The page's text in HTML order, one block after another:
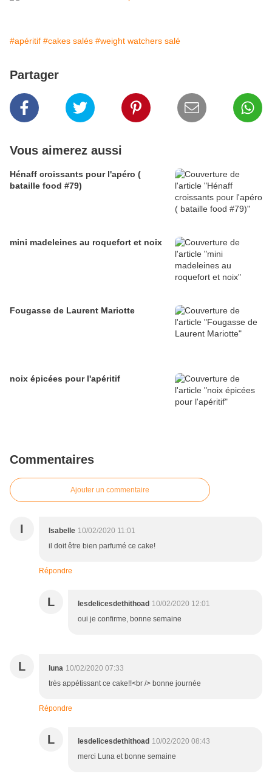
#apéritif #cakes salés #weight watchers salé
Partager
Vous aimerez aussi
Hénaff croissants pour l'apéro (
bataille food #79)
mini madeleines au roquefort et noix
Fougasse de Laurent Mariotte
noix épicées pour l'apéritif
Commentaires
Ajouter un commentaire
I Isabelle 10/02/2020 11:01
il doit être bien parfumé ce cake!
Répondre
L lesdelicesdethithoad 10/02/2020 12:01
oui je confirme, bonne semaine
L luna 10/02/2020 07:33
très appétissant ce cake!!<br /> bonne journée
Répondre
L lesdelicesdethithoad 10/02/2020 08:43
merci Luna et bonne semaine